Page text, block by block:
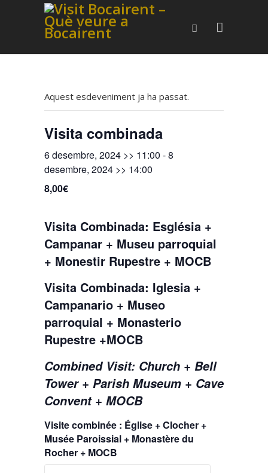
Aquest esdeveniment ja ha passat.
Visita combinada
6 desembre, 2024 >> 11:00 -8
desembre, 2024 >> 14:00
8,00€
Visita Combinada: Església +
Campanar + Museu parroquial
+ Monestir Rupestre + MOCB
Visita Combinada: Iglesia +
Campanario + Museo
parroquial + Monasterio
Rupestre +MOCB
Combined Visit: Church + Bell
Tower + Parish Museum + Cave
Convent + MOCB
Visite combinée : Église + Clocher +
Musée Paroissial + Monastère du
Rocher + MOCB